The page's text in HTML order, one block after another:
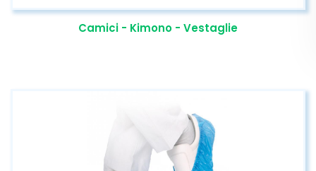
Camici - Kimono - Vestaglie